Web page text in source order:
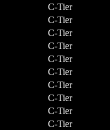
C-Tier
C-Tier
C-Tier
C-Tier
C-Tier
C-Tier
C-Tier
C-Tier
C-Tier
C-Tier